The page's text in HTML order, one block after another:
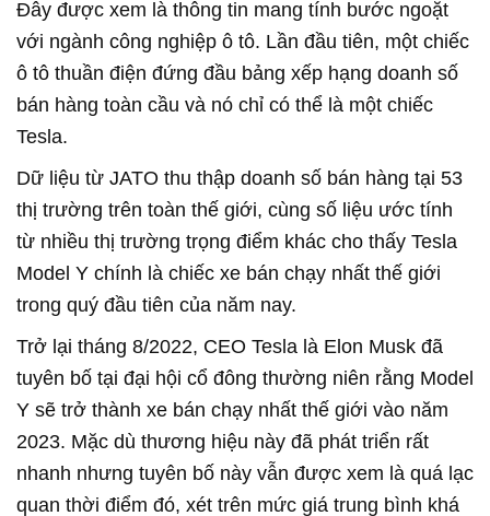
Đây được xem là thông tin mang tính bước ngoặt
với ngành công nghiệp ô tô. Lần đầu tiên, một chiếc
ô tô thuần điện đứng đầu bảng xếp hạng doanh số
bán hàng toàn cầu và nó chỉ có thể là một chiếc
Tesla.
Dữ liệu từ JATO thu thập doanh số bán hàng tại 53
thị trường trên toàn thế giới, cùng số liệu ước tính
từ nhiều thị trường trọng điểm khác cho thấy Tesla
Model Y chính là chiếc xe bán chạy nhất thế giới
trong quý đầu tiên của năm nay.
Trở lại tháng 8/2022, CEO Tesla là Elon Musk đã
tuyên bố tại đại hội cổ đông thường niên rằng Model
Y sẽ trở thành xe bán chạy nhất thế giới vào năm
2023. Mặc dù thương hiệu này đã phát triển rất
nhanh nhưng tuyên bố này vẫn được xem là quá lạc
quan thời điểm đó, xét trên mức giá trung bình khá